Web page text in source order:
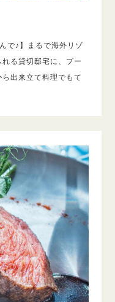
で♪】まるで海外リゾ
る貸切邸宅に、プー
出来立て料理でもて